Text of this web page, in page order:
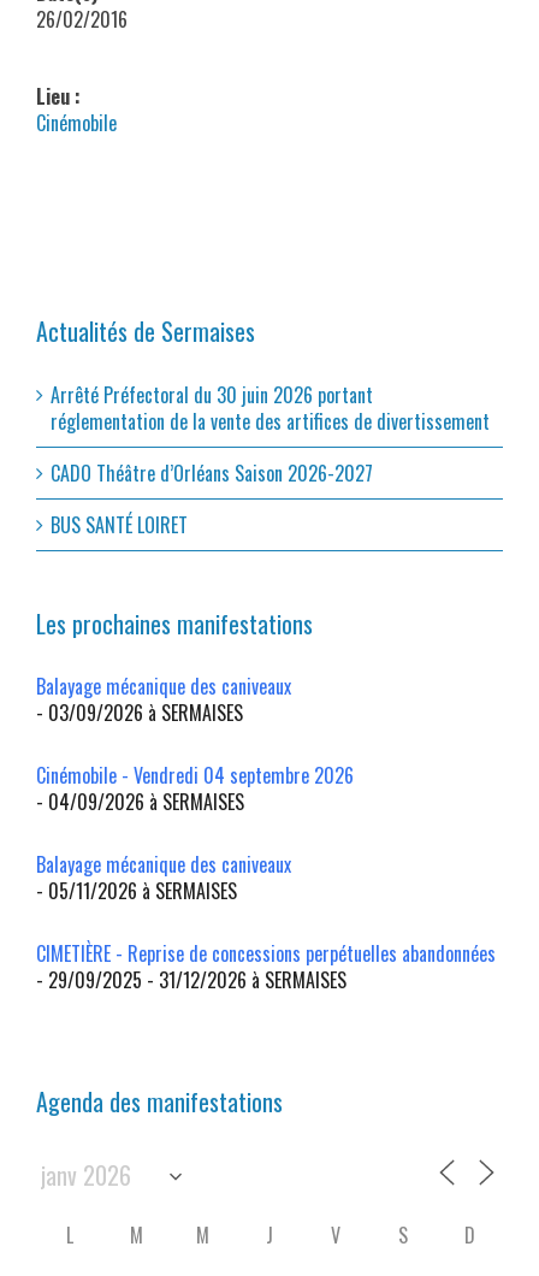
26/02/2016
Lieu :
Cinémobile
Actualités de Sermaises
Arrêté Préfectoral du 30 juin 2026 portant
réglementation de la vente des artifices de divertissement
CADO Théâtre d’Orléans Saison 2026-2027
BUS SANTÉ LOIRET
Les prochaines manifestations
Balayage mécanique des caniveaux
- 03/09/2026 à SERMAISES
Cinémobile - Vendredi 04 septembre 2026
- 04/09/2026 à SERMAISES
Balayage mécanique des caniveaux
- 05/11/2026 à SERMAISES
CIMETIÈRE - Reprise de concessions perpétuelles abandonnées
- 29/09/2025 - 31/12/2026 à SERMAISES
Agenda des manifestations
L M M J V S
D